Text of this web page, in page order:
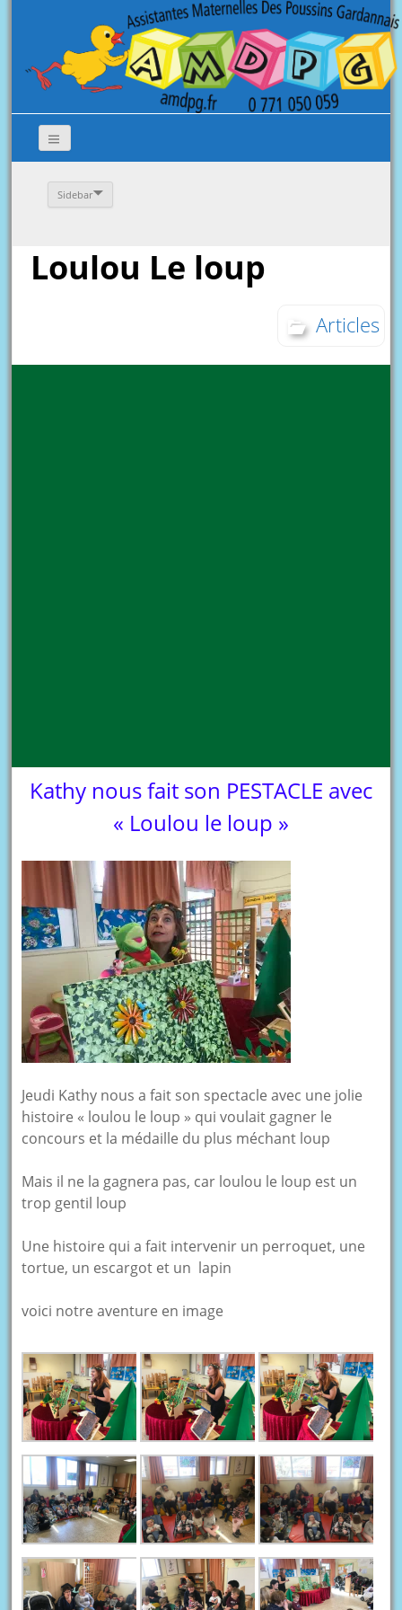
Sidebar
Loulou Le loup
Articles
Kathy nous fait son PESTACLE avec
« Loulou le loup »
Jeudi Kathy nous a fait son spectacle avec une jolie
histoire « loulou le loup » qui voulait gagner le
concours et la médaille du plus méchant loup
Mais il ne la gagnera pas, car loulou le loup est un
trop gentil loup
Une histoire qui a fait intervenir un perroquet, une
tortue, un escargot et un lapin
voici notre aventure en image